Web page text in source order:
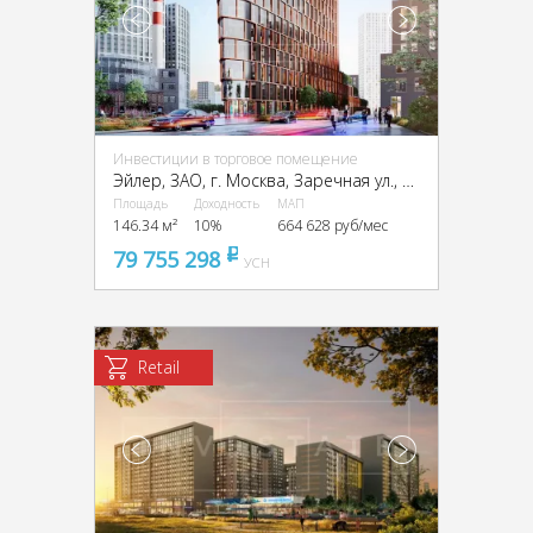
Инвестиции в торговое помещение
Эйлер, ЗАО, г. Москва, Заречная ул., вл6/1
Площадь
146.34 м²
Доходность
10%
МАП
664 628 руб/мес
79 755 298 pуб
УСН
Retail